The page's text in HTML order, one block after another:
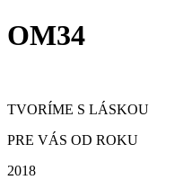
OM34
TVORÍME S LÁSKOU
PRE VÁS OD ROKU
2018